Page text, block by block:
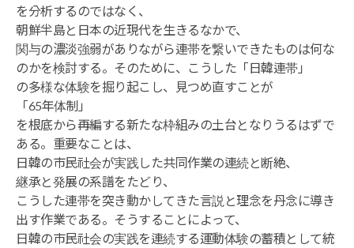
を分析するのではなく、
朝鮮半島と日本の近現代を生きるなかで、
関与の濃淡強弱がありながら連帯を繋いできたものは何な
のかを検討する。そのために、こうした「日韓連帯」
の多様な体験を掘り起こし、見つめ直すことが
「65年体制」
を根底から再編する新たな枠組みの土台となりうるはずで
ある。重要なことは、
日韓の市民社会が実践した共同作業の連続と断絶、
継承と発展の系譜をたどり、
こうした連帯を突き動かしてきた言説と理念を丹念に導き
出す作業である。そうすることによって、
日韓の市民社会の実践を連続する運動体験の蓄積として統